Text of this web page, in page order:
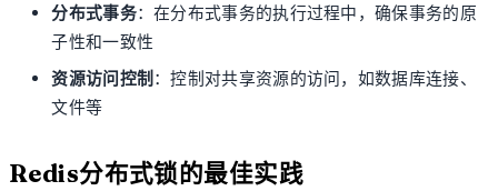
分布式事务：在分布式事务的执行过程中，确保事务的原
子性和一致性
资源访问控制 ：控制对共享资源的访问，如数据库连接、
文件等
Redis分布式锁的最佳实践